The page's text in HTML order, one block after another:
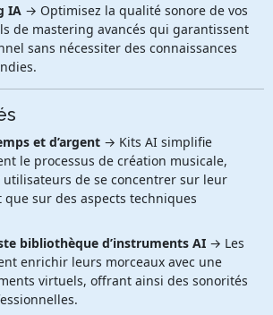
IA→ Optimisez la qualité sonore de vos
de mastering avancés qui garantissent
sans nécessiter des connaissances
et d’argent→ Kits AI simplifie
le processus de création musicale,
de se concentrer sur leur
sur des aspects techniques
bibliothèque d’instruments AI→ Les
enrichir leurs morceaux avec une
virtuels, offrant ainsi des sonorités